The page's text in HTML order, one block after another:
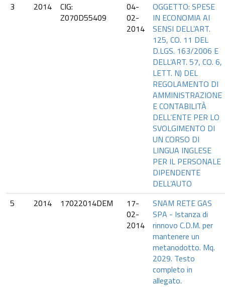
3
2014
CIG:
Z070D55409
04-
02-
2014
OGGETTO: SPESE
IN ECONOMIA AI
SENSI DELL’ART.
125, CO. 11 DEL
D.LGS. 163/2006 E
DELL’ART. 57, CO. 6,
LETT. N) DEL
REGOLAMENTO DI
AMMINISTRAZIONE
E CONTABILITÀ
DELL’ENTE PER LO
SVOLGIMENTO DI
UN CORSO DI
LINGUA INGLESE
PER IL PERSONALE
DIPENDENTE
DELL’AUTO
5
2014 17022014DEM
17-
02-
2014
SNAM RETE GAS
SPA - Istanza di
rinnovo C.D.M. per
mantenere un
metanodotto. Mq.
2029. Testo
completo in
allegato.